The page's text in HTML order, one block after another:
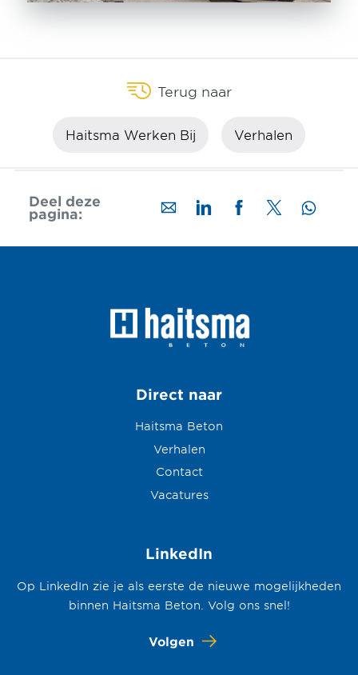
Terug naar
Haitsma Werken Bij Verhalen
Deel deze
pagina:
Direct naar
Haitsma Beton
Verhalen
Contact
Vacatures
LinkedIn
Op LinkedIn zie je als eerste de nieuwe mogelijkheden
binnen Haitsma Beton. Volg ons snel!
Volgen